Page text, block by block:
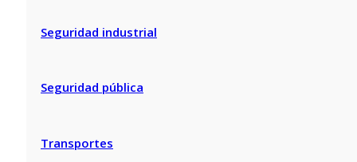
Seguridad industrial
Seguridad pública
Transportes